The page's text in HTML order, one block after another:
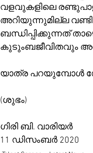
വളവുകളിലെ
അറിയുന്നുമില്ല
ബന്ധിപ്പിക്കുന്നത്
കുടുംബജീവിതവും
യാത്ര പറയുമ്പോൾ
(ശുഭം)
ഗിരി ബി. വാരിയർ
11 ഡിസംബർ 2020